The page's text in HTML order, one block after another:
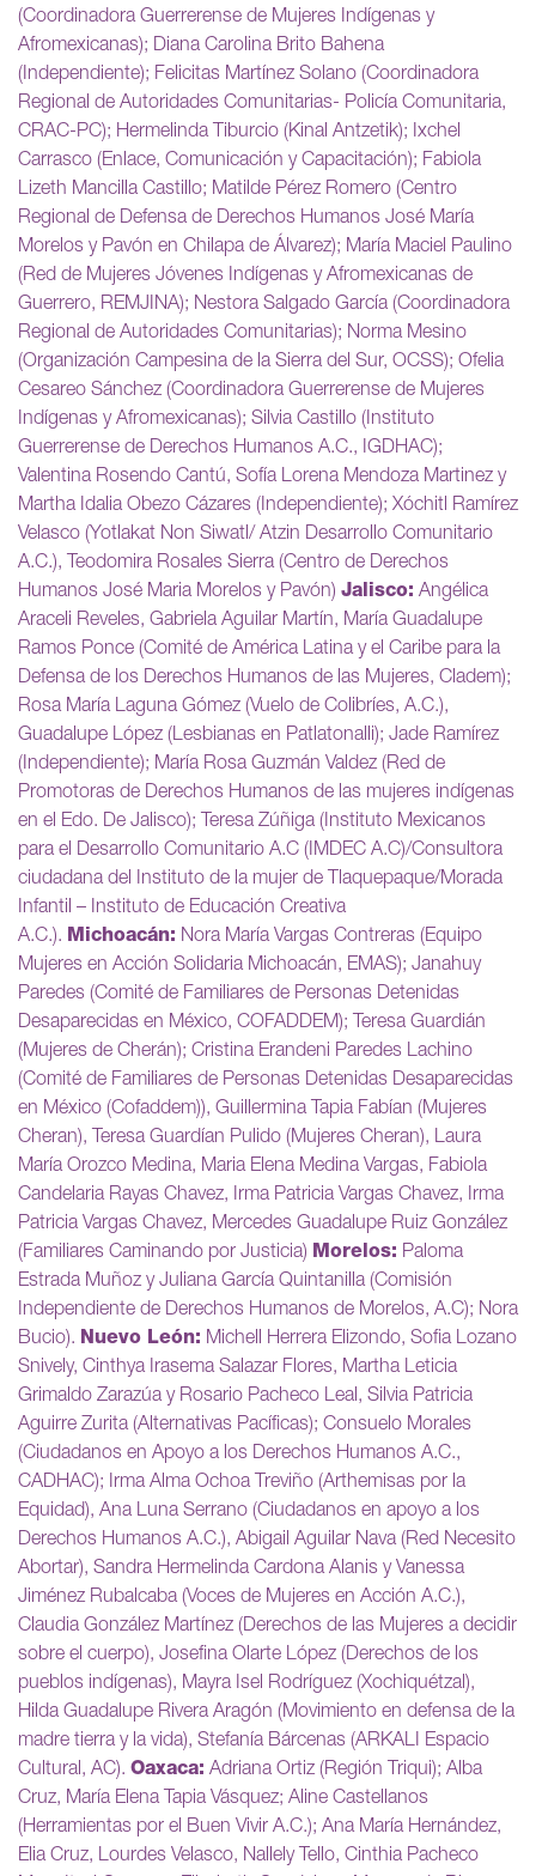
(Coordinadora Guerrerense de Mujeres Indígenas y
Afromexicanas); Diana Carolina Brito Bahena
(Independiente); Felicitas Martínez Solano (Coordinadora
Regional de Autoridades Comunitarias- Policía Comunitaria,
CRAC-PC); Hermelinda Tiburcio (Kinal Antzetik); Ixchel
Carrasco (Enlace, Comunicación y Capacitación); Fabiola
Lizeth Mancilla Castillo; Matilde Pérez Romero (Centro
Regional de Defensa de Derechos Humanos José María
Morelos y Pavón en Chilapa de Álvarez); María Maciel Paulino
(Red de Mujeres Jóvenes Indígenas y Afromexicanas de
Guerrero, REMJINA); Nestora Salgado García (Coordinadora
Regional de Autoridades Comunitarias); Norma Mesino
(Organización Campesina de la Sierra del Sur, OCSS); Ofelia
Cesareo Sánchez (Coordinadora Guerrerense de Mujeres
Indígenas y Afromexicanas); Silvia Castillo (Instituto
Guerrerense de Derechos Humanos A.C., IGDHAC);
Valentina Rosendo Cantú, Sofía Lorena Mendoza Martinez y
Martha Idalia Obezo Cázares (Independiente); Xóchitl Ramírez
Velasco (Yotlakat Non Siwatl/ Atzin Desarrollo Comunitario
A.C.), Teodomira Rosales Sierra (Centro de Derechos
Humanos José Maria Morelos y Pavón) Jalisco: Angélica
Araceli Reveles, Gabriela Aguilar Martín, María Guadalupe
Ramos Ponce (Comité de América Latina y el Caribe para la
Defensa de los Derechos Humanos de las Mujeres, Cladem);
Rosa María Laguna Gómez (Vuelo de Colibríes, A.C.),
Guadalupe López (Lesbianas en Patlatonalli); Jade Ramírez
(Independiente); María Rosa Guzmán Valdez (Red de
Promotoras de Derechos Humanos de las mujeres indígenas
en el Edo. De Jalisco); Teresa Zúñiga (Instituto Mexicanos
para el Desarrollo Comunitario A.C (IMDEC A.C)/Consultora
ciudadana del Instituto de la mujer de Tlaquepaque/Morada
Infantil – Instituto de Educación Creativa
A.C.). Michoacán: Nora María Vargas Contreras (Equipo
Mujeres en Acción Solidaria Michoacán, EMAS); Janahuy
Paredes (Comité de Familiares de Personas Detenidas
Desaparecidas en México, COFADDEM); Teresa Guardián
(Mujeres de Cherán); Cristina Erandeni Paredes Lachino
(Comité de Familiares de Personas Detenidas Desaparecidas
en México (Cofaddem)), Guillermina Tapia Fabían (Mujeres
Cheran), Teresa Guardían Pulido (Mujeres Cheran), Laura
María Orozco Medina, Maria Elena Medina Vargas, Fabiola
Candelaria Rayas Chavez, Irma Patricia Vargas Chavez, Irma
Patricia Vargas Chavez, Mercedes Guadalupe Ruiz González
(Familiares Caminando por Justicia) Morelos: Paloma
Estrada Muñoz y Juliana García Quintanilla (Comisión
Independiente de Derechos Humanos de Morelos, A.C); Nora
Bucio). Nuevo León: Michell Herrera Elizondo, Sofia Lozano
Snively, Cinthya Irasema Salazar Flores, Martha Leticia
Grimaldo Zarazúa y Rosario Pacheco Leal, Silvia Patricia
Aguirre Zurita (Alternativas Pacíficas); Consuelo Morales
(Ciudadanos en Apoyo a los Derechos Humanos A.C.,
CADHAC); Irma Alma Ochoa Treviño (Arthemisas por la
Equidad), Ana Luna Serrano (Ciudadanos en apoyo a los
Derechos Humanos A.C.), Abigail Aguilar Nava (Red Necesito
Abortar), Sandra Hermelinda Cardona Alanis y Vanessa
Jiménez Rubalcaba (Voces de Mujeres en Acción A.C.),
Claudia González Martínez (Derechos de las Mujeres a decidir
sobre el cuerpo), Josefina Olarte López (Derechos de los
pueblos indígenas), Mayra Isel Rodríguez (Xochiquétzal),
Hilda Guadalupe Rivera Aragón (Movimiento en defensa de la
madre tierra y la vida), Stefanía Bárcenas (ARKALI Espacio
Cultural, AC). Oaxaca: Adriana Ortiz (Región Triqui); Alba
Cruz, María Elena Tapia Vásquez; Aline Castellanos
(Herramientas por el Buen Vivir A.C.); Ana María Hernández,
Elia Cruz, Lourdes Velasco, Nallely Tello, Cinthia Pacheco